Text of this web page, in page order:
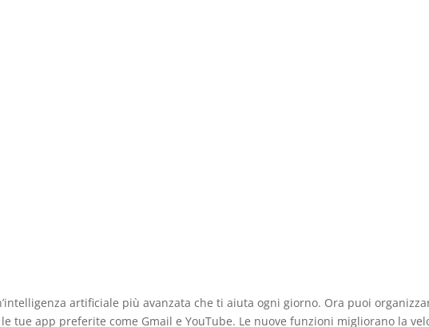
artificiale più avanzata che ti aiuta ogni giorno. Ora puoi
tue app preferite come Gmail e YouTube. Le nuove funzioni migliorano la